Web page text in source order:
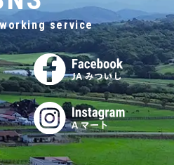
service